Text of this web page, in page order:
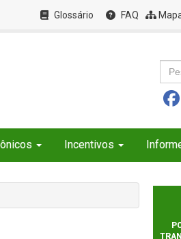
Glossário FAQ
Incentivos